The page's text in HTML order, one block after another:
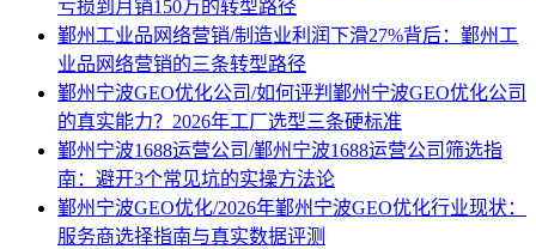
亏损到月销150万的转型路径
鄞州工业品网络营销/制造业利润下滑27%背后：鄞州工
业品网络营销的三条转型路径
鄞州宁波GEO优化公司/如何评判鄞州宁波GEO优化公司
的真实能力？2026年工厂选型三条硬标准
鄞州宁波1688运营公司/鄞州宁波1688运营公司筛选指
南：避开3个常见坑的实操方法论
鄞州宁波GEO优化/2026年鄞州宁波GEO优化行业现状：
服务商选择指南与真实数据评测